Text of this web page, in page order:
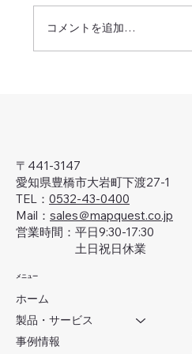
コメントを追加…
〒441-3147
愛知県豊橋市大岩町下渡27-1
TEL： 0532-43-0400
Mail： sales＠mapquest.co.jp
営業時間：平日9:30-17:30
土日祝日休業
メニュー
ホーム
製品・サービス
事例情報